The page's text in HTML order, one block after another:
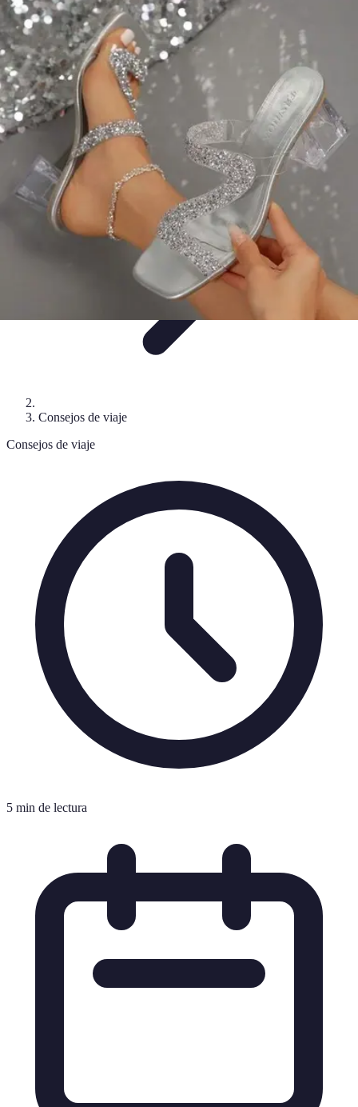
Viajar por España
Consejos de Viaje Cultura y TradicionesDestinos
Ocultos
Planificación de ViajesTransporte
Viajar por España
Consejos de viaje
Consejos de viaje
5 min de lectura